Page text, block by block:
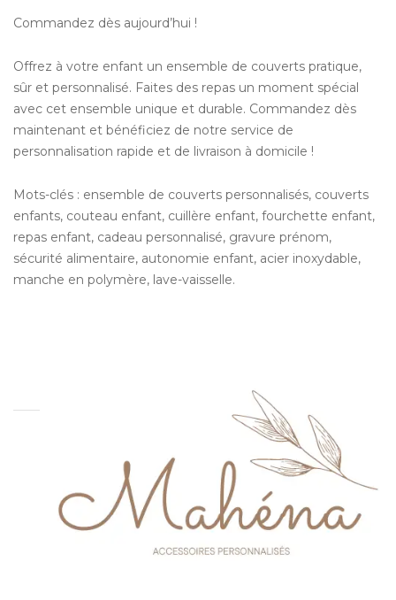
Commandez dès aujourd’hui !
Offrez à votre enfant un ensemble de couverts pratique,
sûr et personnalisé. Faites des repas un moment spécial
avec cet ensemble unique et durable. Commandez dès
maintenant et bénéficiez de notre service de
personnalisation rapide et de livraison à domicile !
Mots-clés : ensemble de couverts personnalisés, couverts
enfants, couteau enfant, cuillère enfant, fourchette enfant,
repas enfant, cadeau personnalisé, gravure prénom,
sécurité alimentaire, autonomie enfant, acier inoxydable,
manche en polymère, lave-vaisselle.